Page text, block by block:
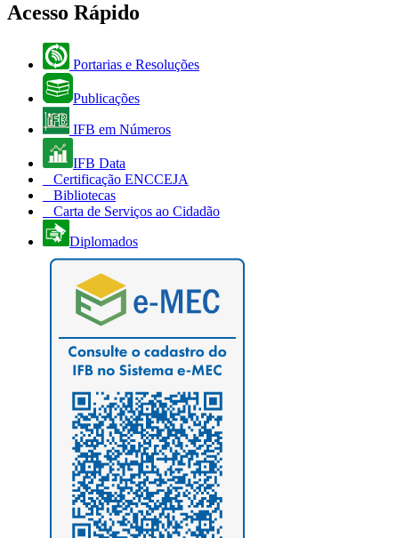
Acesso Rápido
Portarias e Resoluções
Publicações
IFB em Números
IFB Data
Certificação ENCCEJA
Bibliotecas
Carta de Serviços ao Cidadão
Diplomados